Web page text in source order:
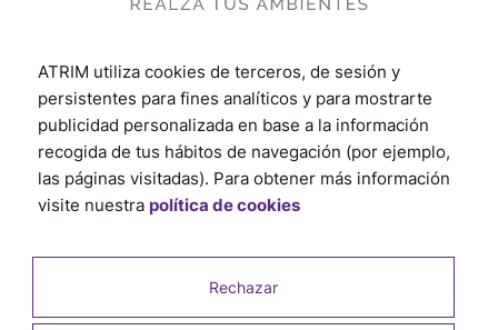
ATRIM utiliza cookies de terceros, de sesión y
persistentes para fines analíticos y para mostrarte
publicidad personalizada en base a la información
recogida de tus hábitos de navegación (por ejemplo,
las páginas visitadas). Para obtener más información
visite nuestra política de cookies
Rechazar